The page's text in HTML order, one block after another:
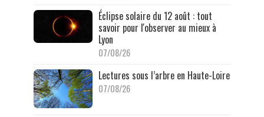
Éclipse solaire du 12 août : tout
savoir pour l'observer au mieux à
Lyon
07/08/26
Lectures sous l’arbre en Haute-Loire
07/08/26